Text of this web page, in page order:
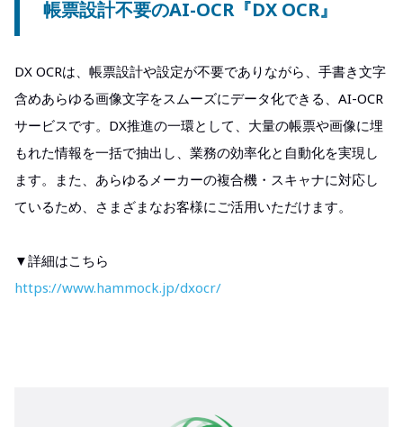
帳票設計不要のAI-OCR『DX OCR』
DX OCRは、帳票設計や設定が不要でありながら、手書き文字
含めあらゆる画像文字をスムーズにデータ化できる、AI-OCR
サービスです。DX推進の一環として、大量の帳票や画像に埋
もれた情報を一括で抽出し、業務の効率化と自動化を実現し
ます。また、あらゆるメーカーの複合機・スキャナに対応し
ているため、さまざまなお客様にご活用いただけます。
▼詳細はこちら
https://www.hammock.jp/dxocr/